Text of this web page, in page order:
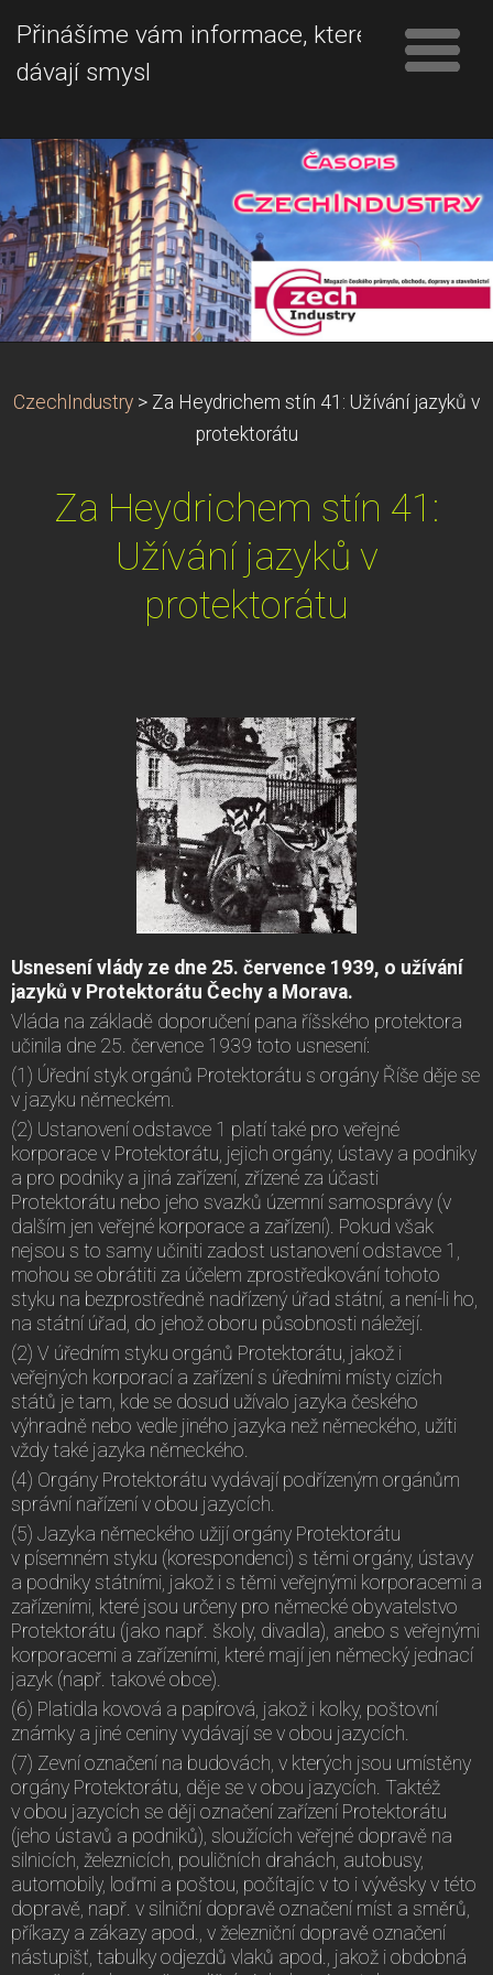
Přinášíme vám informace, které
dávají smysl
CzechIndustry > Za Heydrichem stín 41: Užívání jazyků v
protektorátu
Za Heydrichem stín 41:
Užívání jazyků v
protektorátu
Usnesení vlády ze dne 25. července 1939, o užívání
jazyků v Protektorátu Čechy a Morava.
Vláda na základě doporučení pana říšského protektora
učinila dne 25. července 1939 toto usnesení:
(1) Úřední styk orgánů Protektorátu s orgány Říše děje se
v jazyku německém.
(2) Ustanovení odstavce 1 platí také pro veřejné
korporace v Protektorátu, jejich orgány, ústavy a podniky
a pro podniky a jiná zařízení, zřízené za účasti
Protektorátu nebo jeho svazků územní samosprávy (v
dalším jen veřejné korporace a zařízení). Pokud však
nejsou s to samy učiniti zadost ustanovení odstavce 1,
mohou se obrátiti za účelem zprostředkování tohoto
styku na bezprostředně nadřízený úřad státní, a není-li ho,
na státní úřad, do jehož oboru působnosti náležejí.
(2) V úředním styku orgánů Protektorátu, jakož i
veřejných korporací a zařízení s úředními místy cizích
států je tam, kde se dosud užívalo jazyka českého
výhradně nebo vedle jiného jazyka než německého, užíti
vždy také jazyka německého.
(4) Orgány Protektorátu vydávají podřízeným orgánům
správní nařízení v obou jazycích.
(5) Jazyka německého užijí orgány Protektorátu
v písemném styku (korespondenci) s těmi orgány, ústavy
a podniky státními, jakož i s těmi veřejnými korporacemi a
zařízeními, které jsou určeny pro německé obyvatelstvo
Protektorátu (jako např. školy, divadla), anebo s veřejnými
korporacemi a zařízeními, které mají jen německý jednací
jazyk (např. takové obce).
(6) Platidla kovová a papírová, jakož i kolky, poštovní
známky a jiné ceniny vydávají se v obou jazycích.
(7) Zevní označení na budovách, v kterých jsou umístěny
orgány Protektorátu, děje se v obou jazycích. Taktéž
v obou jazycích se ději označení zařízení Protektorátu
(jeho ústavů a podniků), sloužících veřejné dopravě na
silnicích, železnicích, pouličních drahách, autobusy,
automobily, loďmi a poštou, počítajíc v to i vývěsky v této
dopravě, např. v silniční dopravě označení míst a směrů,
příkazy a zákazy apod., v železniční dopravě označení
nástupišť, tabulky odjezdů vlaků apod., jakož i obdobná